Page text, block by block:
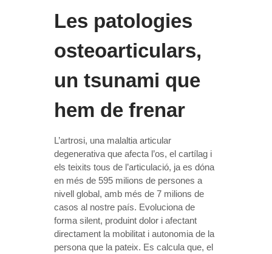
Les patologies
osteoarticulars,
un tsunami que
hem de frenar
L’artrosi, una malaltia articular
degenerativa que afecta l’os, el cartílag i
els teixits tous de l’articulació, ja es dóna
en més de 595 milions de persones a
nivell global, amb més de 7 milions de
casos al nostre país. Evoluciona de
forma silent, produint dolor i afectant
directament la mobilitat i autonomia de la
persona que la pateix. Es calcula que, el